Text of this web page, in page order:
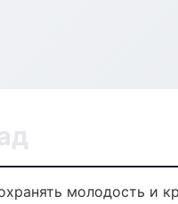
молодость и